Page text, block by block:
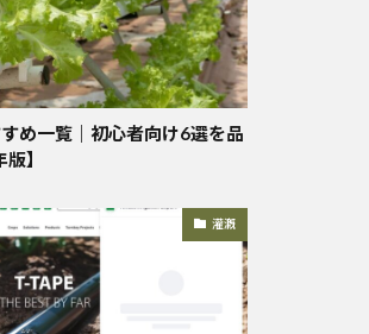
め一覧｜初心者向け6選を品
】
灌漑